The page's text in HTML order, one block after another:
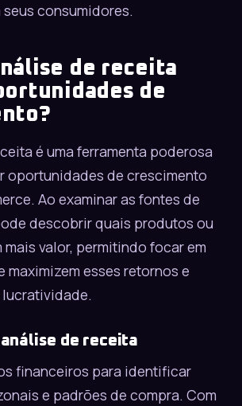
consumidores.
de receita
de
é uma ferramenta poderosa
oportunidades de crescimento
Ao examinar as fontes de
descobrir quais produtos ou
mais valor, permitindo focar em
maximizem esses retornos e
de receita
financeiros para identificar
e padrões de compra. Com